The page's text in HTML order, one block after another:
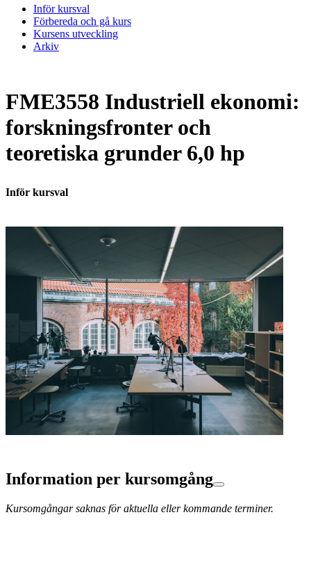
Inför kursval
Förbereda och gå kurs
Kursens utveckling
Arkiv
FME3558 Industriell ekonomi:
forskningsfronter och
teoretiska grunder 6,0 hp
Inför kursval
Information per kursomgång
Kursomgångar saknas för aktuella eller kommande terminer.